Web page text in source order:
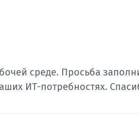
среде. Просьба
ИТ-потребностях.